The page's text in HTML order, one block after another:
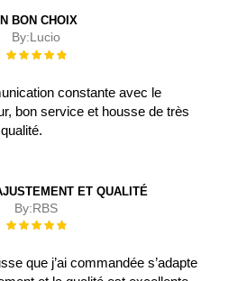
BON CHOIX
By:Lucio
Évaluation :
constante avec le
bon service et housse de très
ET QUALITÉ
By:RBS
Évaluation :
que j’ai commandée s’adapte